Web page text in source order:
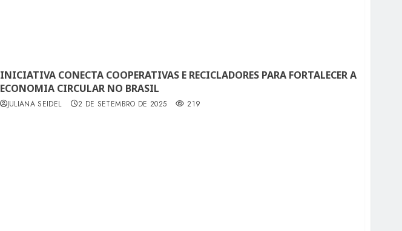
INICIATIVA CONECTA COOPERATIVAS E RECICLADORES PARA FORTALECER A
ECONOMIA CIRCULAR NO BRASIL
JULIANA SEIDEL 2 DE SETEMBRO DE 2025 219